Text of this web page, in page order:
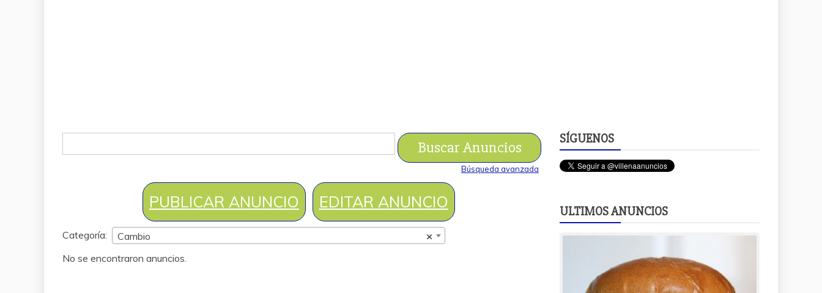
Búsqueda avanzada
PUBLICAR ANUNCIO EDITAR ANUNCIO
Categoría: ×
Cambio
No se encontraron anuncios.
SÍGUENOS
ULTIMOS ANUNCIOS